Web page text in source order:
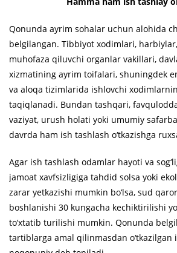
Qonunda ayrim sohalar uchun alohida
belgilangan. Tibbiyot xodimlari,
muhofaza qiluvchi organlar vakillari,
xizmatining ayrim toifalari, shuningdek
va aloqa tizimlarida ishlovchi
taqiqlanadi. Bundan tashqari,
vaziyat, urush holati yoki umumiy
davrda ham ish tashlash o‘tkazishga
Agar ish tashlash odamlar hayoti va
jamoat xavfsizligiga tahdid solsa yoki
zarar yetkazishi mumkin bo‘lsa, sud
boshlanishi 30 kungacha kechiktirilishi
to‘xtatib turilishi mumkin. Qonunda
tartiblarga amal qilinmasdan o‘tkazilgan